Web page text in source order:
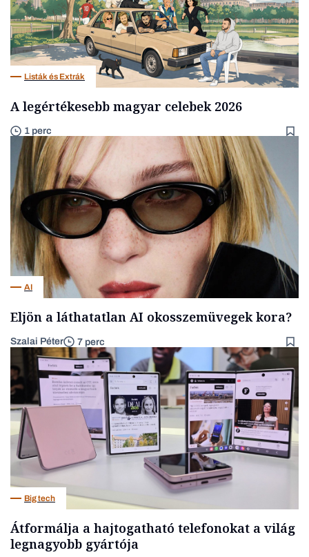
Listák és Extrák
A legértékesebb magyar celebek 2026
1 perc
AI
Eljön a láthatatlan AI okosszemüvegek kora?
Szalai Péter 7 perc
Big tech
Átformálja a hajtogatható telefonokat a világ
legnagyobb gyártója